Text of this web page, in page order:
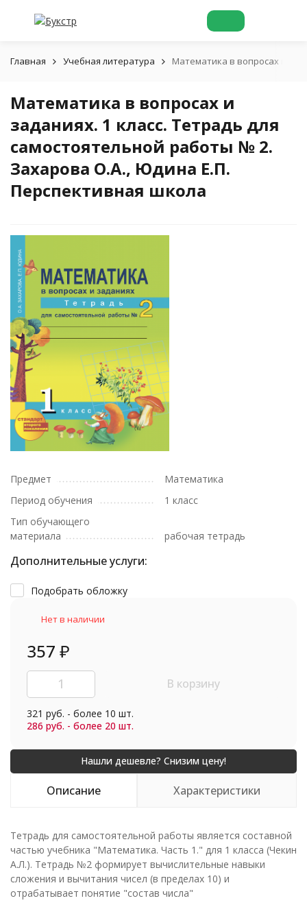
Главная Учебная литература Математика в вопросах и
Математика в вопросах и
заданиях. 1 класс. Тетрадь для
самостоятельной работы № 2.
Захарова О.А., Юдина Е.П.
Перспективная школа
Предмет
Математика
Период обучения
1 класс
Тип обучающего
материала
рабочая тетрадь
Дополнительные услуги:
Подобрать обложку
Нет в наличии
357 ₽
В корзину
321 руб. - более 10 шт.
286 руб. - более 20 шт.
Описание Характеристики
Тетрадь для самостоятельной работы является составной
частью учебника "Математика. Часть 1." для 1 класса (Чекин
А.Л.). Тетрадь №2 формирует вычислительные навыки
сложения и вычитания чисел (в пределах 10) и
отрабатывает понятие "состав числа"